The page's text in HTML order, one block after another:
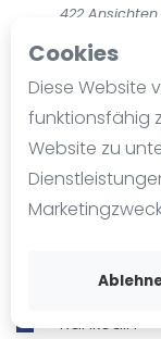
Cookies
Diese Website
funktionsfähig
Website zu
FIP Frauen
Blog
Die
Regeln und
Padel Schläge
Video
422
Hafenstraße 10
45356Essen
+49 (0) 201 /
Eversport
Rankedin